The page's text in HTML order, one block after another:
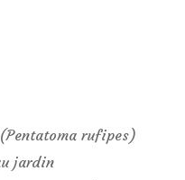
rufipes)
jardin